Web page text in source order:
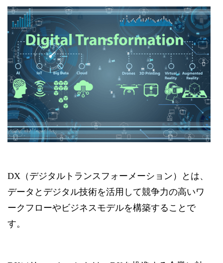
DX（デジタルトランスフォーメーション）とは、
データとデジタル技術を活用して競争力の高いワ
ークフローやビジネスモデルを構築することで
す。